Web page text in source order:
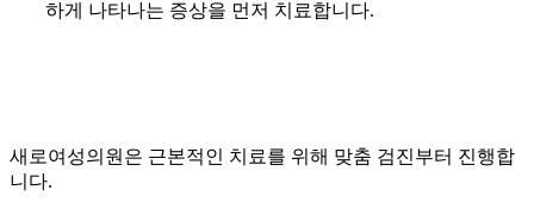
하게 나타나는 증상을 먼저 치료합니다.
새로여성의원은 근본적인 치료를 위해 맞춤 검진부터 진행합
니다.